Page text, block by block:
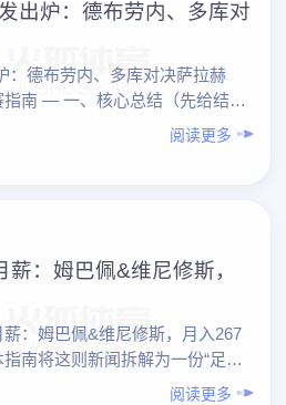
出炉：德布劳内、多库对
：德布劳内、多库对决萨拉赫
结（先给结
观赛重点： – 比利时：德布劳内掌控节奏，……
阅读更多
：姆巴佩&维尼修斯，
：姆巴佩&维尼修斯，月入267
南将这则新闻拆解为一份“足球
助你更系统地理解：高薪是怎样
阅读更多